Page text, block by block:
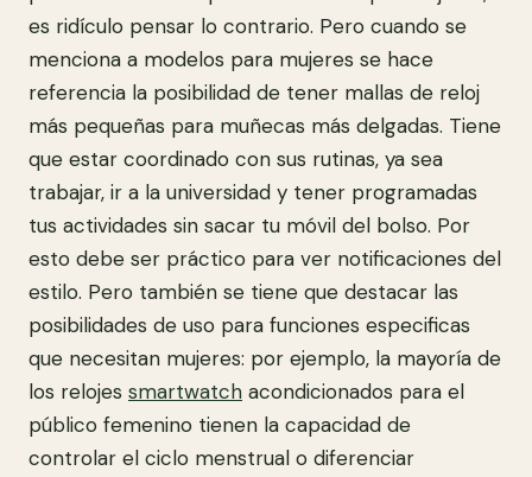
es ridículo pensar lo contrario. Pero cuando se
menciona a modelos para mujeres se hace
referencia la posibilidad de tener mallas de reloj
más pequeñas para muñecas más delgadas. Tiene
que estar coordinado con sus rutinas, ya sea
trabajar, ir a la universidad y tener programadas
tus actividades sin sacar tu móvil del bolso. Por
esto debe ser práctico para ver notificaciones del
estilo. Pero también se tiene que destacar las
posibilidades de uso para funciones especificas
que necesitan mujeres: por ejemplo, la mayoría de
los relojes smartwatch acondicionados para el
público femenino tienen la capacidad de
controlar el ciclo menstrual o diferenciar